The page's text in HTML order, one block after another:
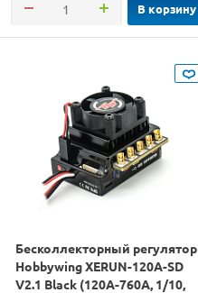
В корзину
Бесколлекторный регулятор
Hobbywing XERUN-120A-SD
V2.1 Black (120A-760A, 1/10,